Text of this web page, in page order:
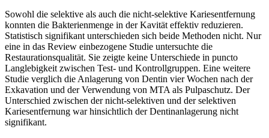
Sowohl die selektive als auch die nicht-selektive Kariesentfernung
konnten die Bakterienmenge in der Kavität effektiv reduzieren.
Statistisch signifikant unterschieden sich beide Methoden nicht. Nur
eine in das Review einbezogene Studie untersuchte die
Restaurationsqualität. Sie zeigte keine Unterschiede in puncto
Langlebigkeit zwischen Test- und Kontrollgruppen. Eine weitere
Studie verglich die Anlagerung von Dentin vier Wochen nach der
Exkavation und der Verwendung von MTA als Pulpaschutz. Der
Unterschied zwischen der nicht-selektiven und der selektiven
Kariesentfernung war hinsichtlich der Dentinanlagerung nicht
signifikant.